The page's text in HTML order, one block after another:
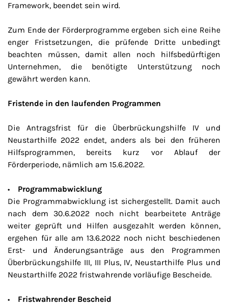
Framework, beendet sein wird.
Zum Ende der Förderprogramme ergeben sich eine Reihe
enger Fristsetzungen, die prüfende Dritte unbedingt
beachten müssen, damit allen noch hilfsbedürftigen
Unternehmen, die benötigte Unterstützung noch
gewährt werden kann.
Fristende in den laufenden Programmen
Die Antragsfrist für die Überbrückungshilfe IV und
Neustarthilfe 2022 endet, anders als bei den früheren
Hilfsprogrammen, bereits kurz vor Ablauf der
Förderperiode, nämlich am 15.6.2022.
• Programmabwicklung
Die Programmabwicklung ist sichergestellt. Damit auch
nach dem 30.6.2022 noch nicht bearbeitete Anträge
weiter geprüft und Hilfen ausgezahlt werden können,
ergehen für alle am 13.6.2022 noch nicht beschiedenen
Erst- und Änderungsanträge aus den Programmen
Überbrückungshilfe III, III Plus, IV, Neustarthilfe Plus und
Neustarthilfe 2022 fristwahrende vorläufige Bescheide.
• Fristwahrender Bescheid